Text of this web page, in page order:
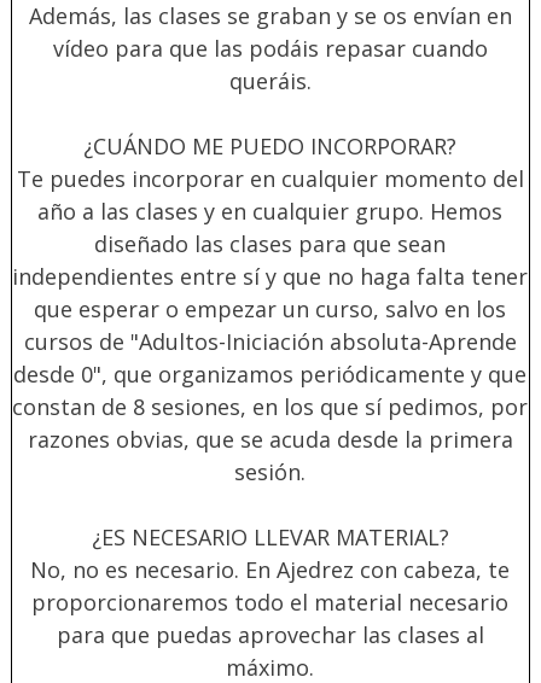
Además, las clases se graban y se os envían en
vídeo para que las podáis repasar cuando
queráis.
¿CUÁNDO ME PUEDO INCORPORAR?
Te puedes incorporar en cualquier momento del
año a las clases y en cualquier grupo. Hemos
diseñado las clases para que sean
independientes entre sí y que no haga falta tener
que esperar o empezar un curso, salvo en los
cursos de "Adultos-Iniciación absoluta-Aprende
desde 0", que organizamos periódicamente y que
constan de 8 sesiones, en los que sí pedimos, por
razones obvias, que se acuda desde la primera
sesión.
¿ES NECESARIO LLEVAR MATERIAL?
No, no es necesario. En Ajedrez con cabeza, te
proporcionaremos todo el material necesario
para que puedas aprovechar las clases al
máximo.